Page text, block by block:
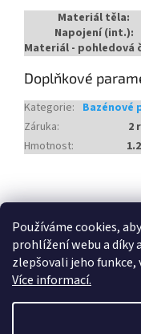
Používáme cookies,
prohlížení webu a díky
zlepšovali jeho
Více informací.
Materiál těla:
Napojení (int.):
Materiál - pohledová
Doplňkové
Kategorie: Bazénové
Záruka:
2
Hmotnost:
á